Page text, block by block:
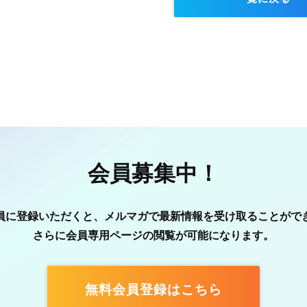
会員募集中！
に登録いただくと、メルマガで最新情報を受け取ることがで
さらに会員専用ページの閲覧が可能になります。
無料会員登録はこちら